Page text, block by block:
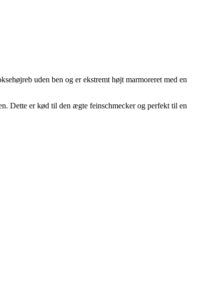
uden ben og er ekstremt højt marmoreret med en
Dette er kød til den ægte feinschmecker og perfekt til en